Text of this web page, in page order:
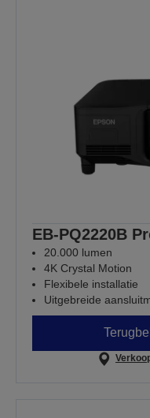
EB-PQ2220B
20.000 lumen
4K Crystal Motion
Flexibele installatie
Uitgebreide